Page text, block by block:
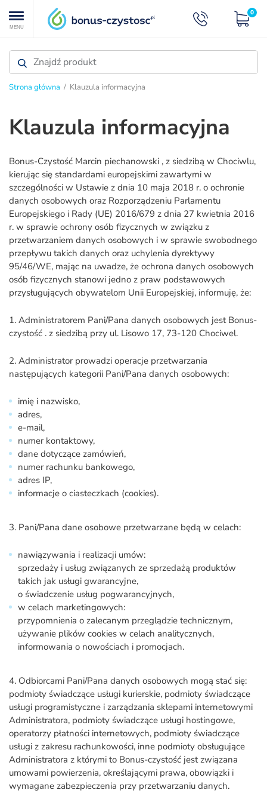
MENU
0
Strona główna / Klauzula informacyjna
Klauzula informacyjna
Bonus-Czystość Marcin piechanowski , z siedzibą w Chociwlu,
kierując się standardami europejskimi zawartymi w
szczególności w Ustawie z dnia 10 maja 2018 r. o ochronie
danych osobowych oraz Rozporządzeniu Parlamentu
Europejskiego i Rady (UE) 2016/679 z dnia 27 kwietnia 2016
r. w sprawie ochrony osób fizycznych w związku z
przetwarzaniem danych osobowych i w sprawie swobodnego
przepływu takich danych oraz uchylenia dyrektywy
95/46/WE, mając na uwadze, że ochrona danych osobowych
osób fizycznych stanowi jedno z praw podstawowych
przysługujących obywatelom Unii Europejskiej, informuję, że:
1. Administratorem Pani/Pana danych osobowych jest Bonus-
czystość . z siedzibą przy ul. Lisowo 17, 73-120 Chociwel.
2. Administrator prowadzi operacje przetwarzania
następujących kategorii Pani/Pana danych osobowych:
imię i nazwisko,
adres,
e-mail,
numer kontaktowy,
dane dotyczące zamówień,
numer rachunku bankowego,
adres IP,
informacje o ciasteczkach (cookies).
3. Pani/Pana dane osobowe przetwarzane będą w celach:
nawiązywania i realizacji umów:
sprzedaży i usług związanych ze sprzedażą produktów
takich jak usługi gwarancyjne,
o świadczenie usług pogwarancyjnych,
w celach marketingowych:
przypomnienia o zalecanym przeglądzie technicznym,
używanie plików cookies w celach analitycznych,
informowania o nowościach i promocjach.
4. Odbiorcami Pani/Pana danych osobowych mogą stać się:
podmioty świadczące usługi kurierskie, podmioty świadczące
usługi programistyczne i zarządzania sklepami internetowymi
Administratora, podmioty świadczące usługi hostingowe,
operatorzy płatności internetowych, podmioty świadczące
usługi z zakresu rachunkowości, inne podmioty obsługujące
Administratora z którymi to Bonus-czystość jest związana
umowami powierzenia, określającymi prawa, obowiązki i
wymagane zabezpieczenia przy przetwarzaniu danych.